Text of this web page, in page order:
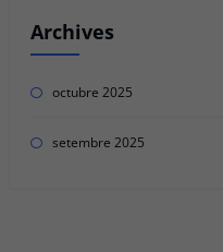
Archives
octubre 2025
setembre 2025